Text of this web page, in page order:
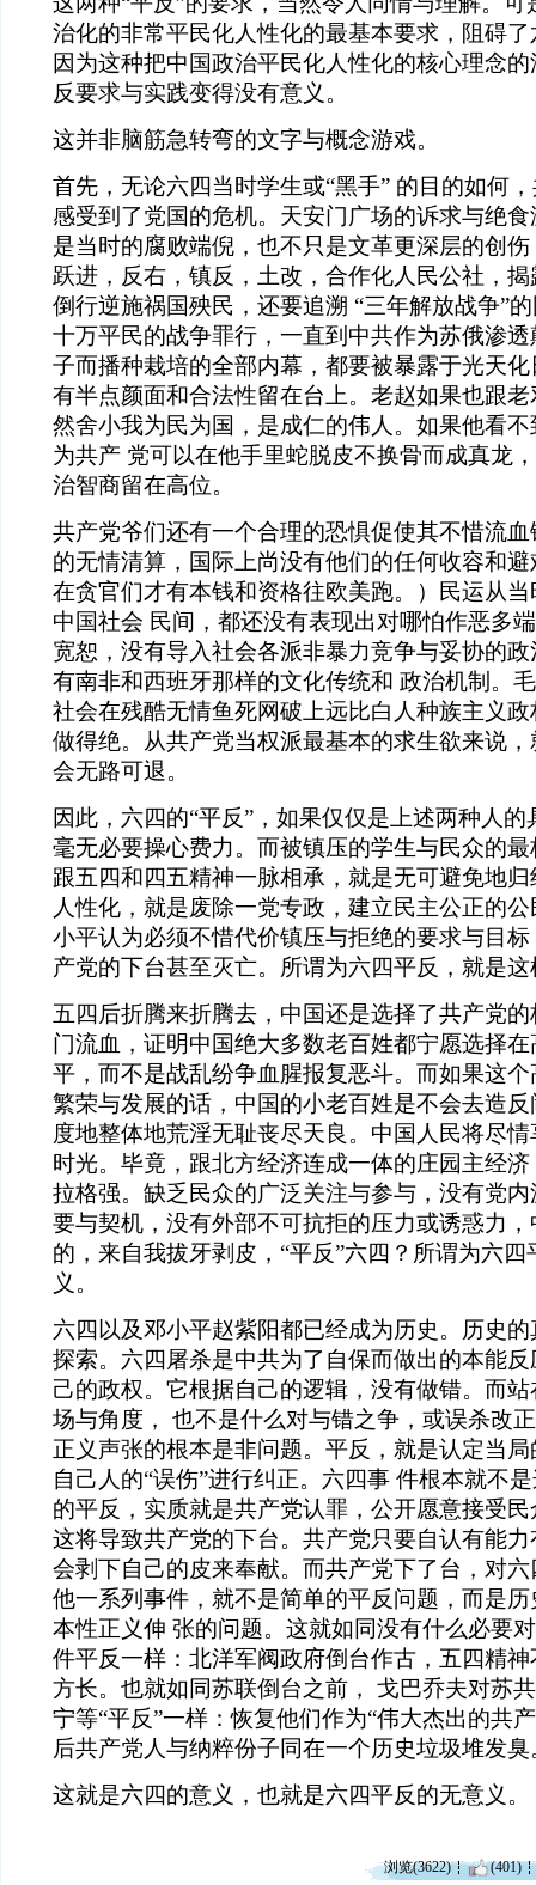
治化的非常平民化人性化的最基本要求，阻碍
因为这种把中国政治平民化人性化的核心理念
反要求与实践变得没有意义。
这并非脑筋急转弯的文字与概念游戏。
首先，无论六四当时学生或“黑手” 的目的如何
感受到了党国的危机。天安门广场的诉求与绝
是当时的腐败端倪，也不只是文革更深层的创
跃进，反右，镇反，土改，合作化人民公社，
倒行逆施祸国殃民，还要追溯 “三年解放战争”
十万平民的战争罪行，一直到中共作为苏俄渗
子而播种栽培的全部内幕，都要被暴露于光天
有半点颜面和合法性留在台上。老赵如果也跟
然舍小我为民为国，是成仁的伟人。如果他看
为共产 党可以在他手里蛇脱皮不换骨而成真龙
治智商留在高位。
共产党爷们还有一个合理的恐惧促使其不惜流
的无情清算，国际上尚没有他们的任何收容和
在贪官们才有本钱和资格往欧美跑。）民运从
中国社会 民间，都还没有表现出对哪怕作恶多
宽恕，没有导入社会各派非暴力竞争与妥协的
有南非和西班牙那样的文化传统和 政治机制。
社会在残酷无情鱼死网破上远比白人种族主义
做得绝。从共产党当权派最基本的求生欲来说
会无路可退。
因此，六四的“平反”，如果仅仅是上述两种人的
毫无必要操心费力。而被镇压的学生与民众的
跟五四和四五精神一脉相承，就是无可避免地
人性化，就是废除一党专政，建立民主公正的
小平认为必须不惜代价镇压与拒绝的要求与目
产党的下台甚至灭亡。所谓为六四平反，就是
五四后折腾来折腾去，中国还是选择了共产党
门流血，证明中国绝大多数老百姓都宁愿选择
平，而不是战乱纷争血腥报复恶斗。而如果这
繁荣与发展的话，中国的小老百姓是不会去造
度地整体地荒淫无耻丧尽天良。中国人民将尽
时光。毕竟，跟北方经济连成一体的庄园主经
拉格强。缺乏民众的广泛关注与参与，没有党
要与契机，没有外部不可抗拒的压力或诱惑力
的，来自我拔牙剥皮，“平反”六四？所谓为六
义。
六四以及邓小平赵紫阳都已经成为历史。历史
探索。六四屠杀是中共为了自保而做出的本能
己的政权。它根据自己的逻辑，没有做错。而
场与角度， 也不是什么对与错之争，或误杀改
正义声张的根本是非问题。平反，就是认定当
自己人的“误伤”进行纠正。六四事 件根本就不
的平反，实质就是共产党认罪，公开愿意接受
这将导致共产党的下台。共产党只要自认有能
会剥下自己的皮来奉献。而共产党下了台，对
他一系列事件，就不是简单的平反问题，而是
本性正义伸 张的问题。这就如同没有什么必要
件平反一样：北洋军阀政府倒台作古，五四精
方长。也就如同苏联倒台之前， 戈巴乔夫对苏
宁等“平反”一样：恢复他们作为“伟大杰出的共
后共产党人与纳粹份子同在一个历史垃圾堆发臭
这就是六四的意义，也就是六四平反的无意义。
浏览(3622) (401)